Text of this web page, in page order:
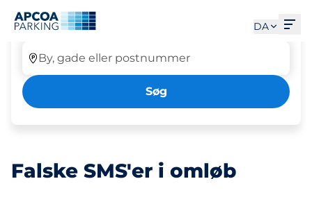
DA
Parkering
Søg
Falske SMS'er i omløb